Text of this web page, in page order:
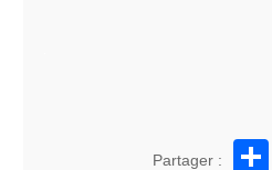
Partager :